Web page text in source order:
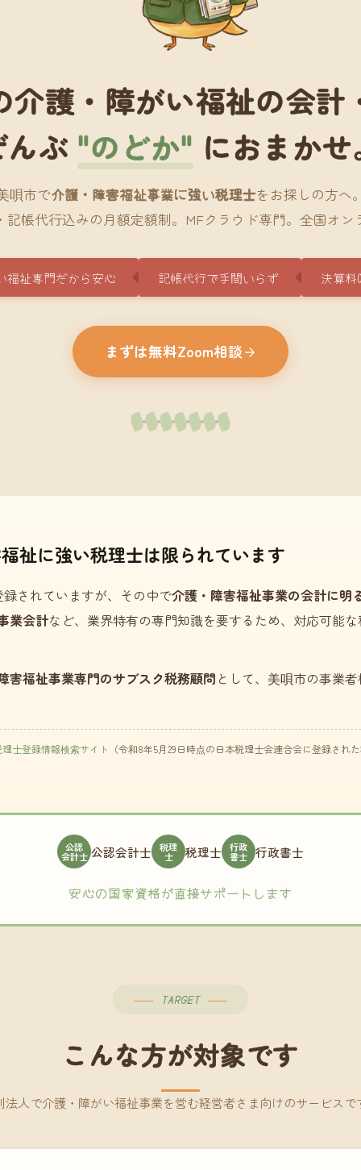
介護・障がい福祉の会計
ぶ "のどか" におまかせ
唄市で介護・障害福祉事業に強い税理士をお探しの方へ。
記帳代行込みの月額定額制。MFクラウド専門。全国オン
福祉専門だから安心 記帳代行で手間いらず 決算料
まずは無料Zoom相談
祉に強い税理士は限られています
されていますが、その中で介護・障害福祉事業の会計に明
業会計など、業界特有の専門知識を要するため、対応可能
害福祉事業専門のサブスク税務顧問 として、美唄市の事業
士登録情報検索サイト （令和8年5月29日時点の日本税理士会連合会に登録され
公認
会計士 公認会計士 税理
士 税理士 行政
書士 行政書士
安心の国家資格が直接サポートします
TARGET
こんな方が対象です
法人で介護・障がい福祉事業を営む経営者さま向けのサービスで